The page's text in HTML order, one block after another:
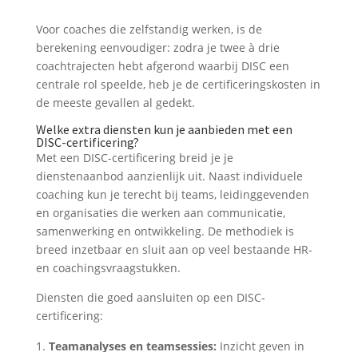
Voor coaches die zelfstandig werken, is de
berekening eenvoudiger: zodra je twee à drie
coachtrajecten hebt afgerond waarbij DISC een
centrale rol speelde, heb je de certificeringskosten in
de meeste gevallen al gedekt.
Welke extra diensten kun je aanbieden met een
DISC-certificering?
Met een DISC-certificering breid je je
dienstenaanbod aanzienlijk uit. Naast individuele
coaching kun je terecht bij teams, leidinggevenden
en organisaties die werken aan communicatie,
samenwerking en ontwikkeling. De methodiek is
breed inzetbaar en sluit aan op veel bestaande HR-
en coachingsvraagstukken.
Diensten die goed aansluiten op een DISC-
certificering:
Teamanalyses en teamsessies: Inzicht geven in